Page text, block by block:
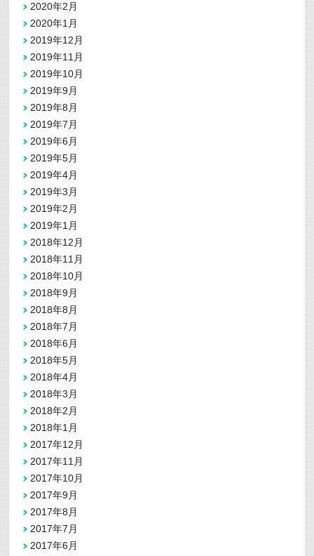
2020年2月
2020年1月
2019年12月
2019年11月
2019年10月
2019年9月
2019年8月
2019年7月
2019年6月
2019年5月
2019年4月
2019年3月
2019年2月
2019年1月
2018年12月
2018年11月
2018年10月
2018年9月
2018年8月
2018年7月
2018年6月
2018年5月
2018年4月
2018年3月
2018年2月
2018年1月
2017年12月
2017年11月
2017年10月
2017年9月
2017年8月
2017年7月
2017年6月